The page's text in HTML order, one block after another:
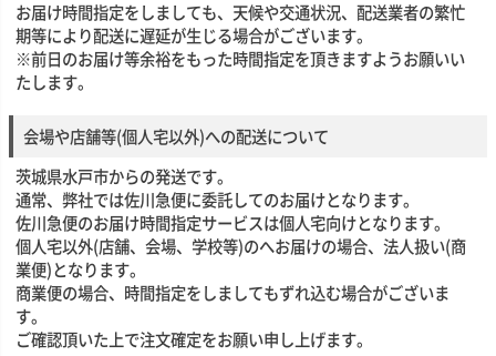
お届け時間指定をしましても、天候や交通状況、配送業者の繁忙
期等により配送に遅延が生じる場合がございます。
※前日のお届け等余裕をもった時間指定を頂きますようお願いい
たします。
会場や店舗等(個人宅以外)への配送について
茨城県水戸市からの発送です。
通常、弊社では佐川急便に委託してのお届けとなります。
佐川急便のお届け時間指定サービスは個人宅向けとなります。
個人宅以外(店舗、会場、学校等)のへお届けの場合、法人扱い(商
業便)となります。
商業便の場合、時間指定をしましてもずれ込む場合がございま
す。
ご確認頂いた上で注文確定をお願い申し上げます。